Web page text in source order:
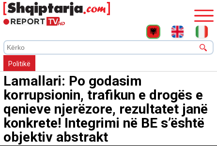
Politikë
Lamallari: Po godasim
korrupsionin, trafikun e drogës e
qenieve njerëzore, rezultatet janë
konkrete! Integrimi në BE s’është
objektiv abstrakt